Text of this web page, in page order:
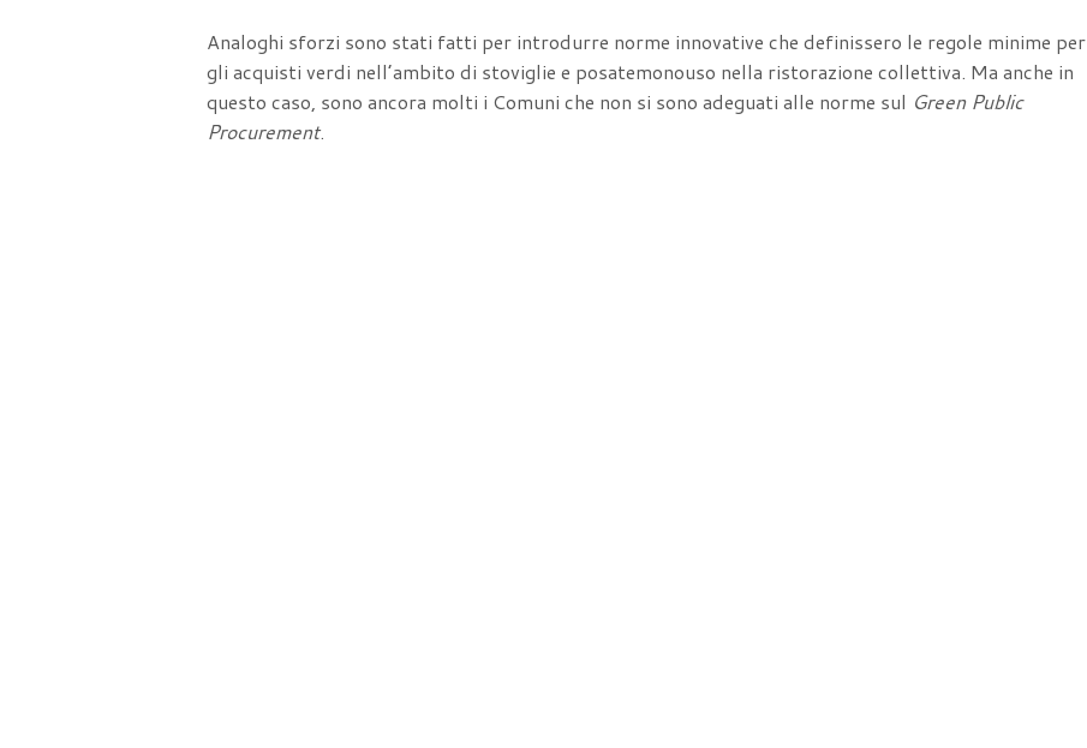
Analoghi sforzi sono stati fatti per introdurre norme innovative che definissero le regole minime per
gli acquisti verdi nell’ambito di stoviglie e posatemonouso nella ristorazione collettiva. Ma anche in
questo caso, sono ancora molti i Comuni che non si sono adeguati alle norme sul Green Public
Procurement.